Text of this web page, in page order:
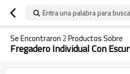
Entra una palabra para
Se Encontraron 2Productos Sobre
Fregadero Individual Con